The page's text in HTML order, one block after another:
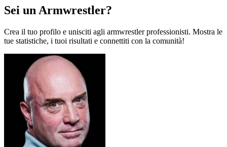
Sei un Armwrestler?
Crea il tuo profilo e unisciti agli armwrestler professionisti. Mostra le
tue statistiche, i tuoi risultati e connettiti con la comunità!